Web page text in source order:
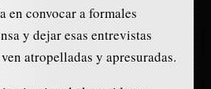
en convocar a formales
y dejar esas entrevistas
atropelladas y apresuradas.